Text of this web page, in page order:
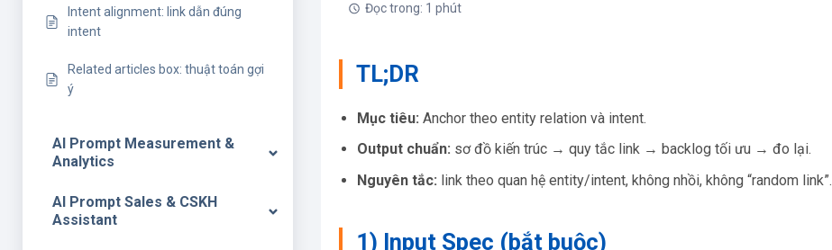
Intent alignment: link dẫn đúng
intent
Related articles box: thuật toán gợi
ý
AI Prompt Measurement &
Analytics
AI Prompt Sales & CSKH
Assistant
Đọc trong: 1 phút
TL;DR
Mục tiêu: Anchor theo entity relation và intent.
Output chuẩn: sơ đồ kiến trúc → quy tắc link → backlog tối ưu → đo lại.
Nguyên tắc: link theo quan hệ entity/intent, không nhồi, không “random link”.
1) Input Spec (bắt buộc)